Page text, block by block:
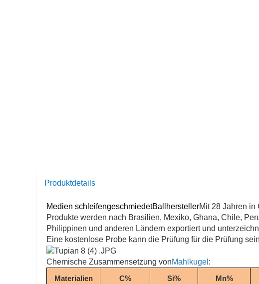
Produktdetails
Medien schleifengeschmiedetBallherstellerMit 28 Jahren in
Produkte werden nach Brasilien, Mexiko, Ghana, Chile,
Philippinen und anderen Ländern exportiert und
Eine kostenlose Probe kann die Prüfung für die Prüfung
Chemische Zusammensetzung vonMahlkugel :
Materialien
C% Si% Mn%